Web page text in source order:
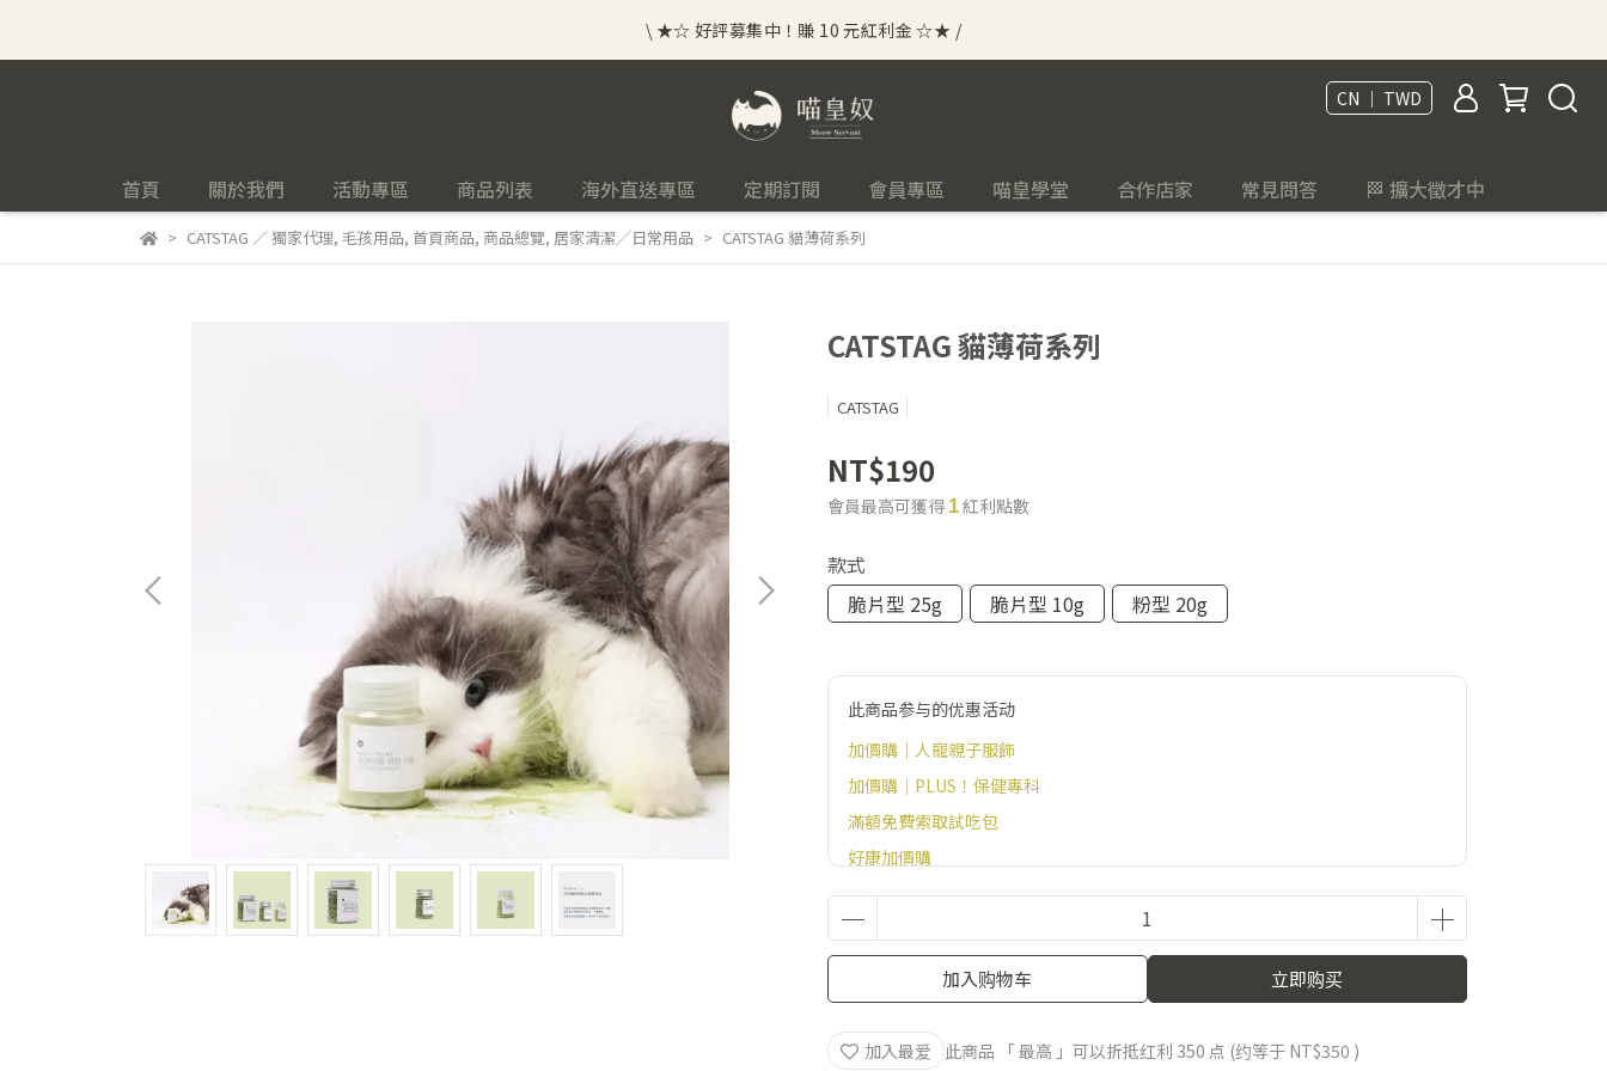
\ ★☆ 好評募集中！賺 10 元紅利金 ☆★ /
⟡⣠𝘄𝗲𝗹𝗰𝗼𝗺𝗲 ⁘ 新會員贈 50 元紅利金 CN ｜ TWD
首頁 關於我們 活動專區 商品列表 海外直送專區 定期訂閱 會員專區 喵皇學堂 合作店家 常見問答 🏁 擴大徵才中
CATSTAG ／ 獨家代理, 毛孩用品, 首頁商品, 商品總覽, 居家清潔╱日常用品 CATSTAG 貓薄荷系列
CATSTAG 貓薄荷系列
CATSTAG
NT$190
會員最高可獲得 1紅利點數
款式
脆片型 25g
脆片型 10g 粉型 20g
此商品参与的优惠活动
加價購｜人寵親子服飾
加價購｜PLUS！保健專科
滿額免費索取試吃包
好康加價購
官網滿額贈好禮（恕無法指定，不需贈品請備註）
加入购物车 立即购买
加入最爱 此商品 「 最高 」可以折抵红利 350 点 (约等于 NT$350 )